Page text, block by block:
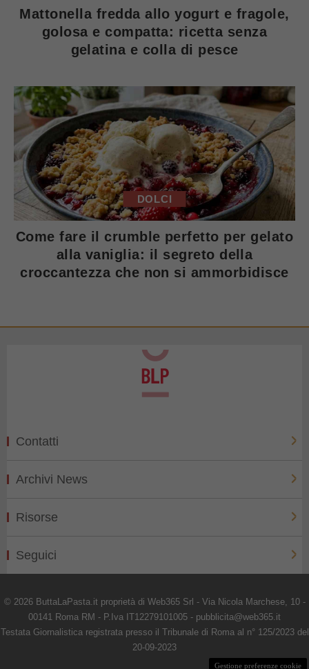
Mattonella fredda allo yogurt e fragole,
golosa e compatta: ricetta senza
gelatina e colla di pesce
DOLCI
Come fare il crumble perfetto per gelato
alla vaniglia: il segreto della
croccantezza che non si ammorbidisce
Contatti
Archivi News
Risorse
Seguici
© 2026 ButtaLaPasta.it proprietà di Web365 Srl - Via Nicola Marchese, 10 -
00141 Roma RM - P.Iva IT12279101005 - pubblicita@web365.it
Testata Giornalistica registrata presso il Tribunale di Roma al n° 125/2023 del
20-09-2023
Gestione preferenze cookie